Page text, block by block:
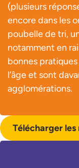
(plusieurs
encore dans les
poubelle de tri,
notamment en
bonnes
l’âge et sont
agglomérations.
Télécharger